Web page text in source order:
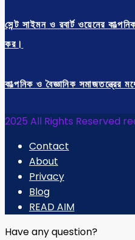
সেন্ট সাইমন ও রবার্ট ওয়েনের
কর।
কাল্পনিক ও বৈজ্ঞানিক
2025 All Rights Reserved
Contact
About
Privacy
Blog
READ AIM
Have any question?